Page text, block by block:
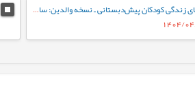
مقیاس مهارت‌های زندگی کودکان پیش‌دبستانی ـ نسخه والدین: ساخت و ارزشیابی اولیه روان‌سنجی